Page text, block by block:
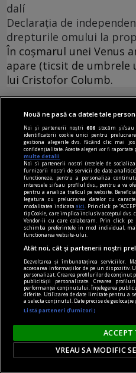
dalí
Declarația de
drepturile omului la
În coșmarul unei Venus
apare (ticsit de umbrele
lui Cristofor Columb.
dalí
Gala
Numai Gala și Dalí sînt
deja indestructibilă.
Nouă ne pasă ca datele tale
Noi și partenerii noștri606 stocăm și/
identificatorii cookie unici pentru
gestiona alegerile dvs. făcând clic mai
confidențialitate. Aceste alegeri vor fi
multe detalii
Noi si partenerii nostri (retelele de
furnizorii nostri de servicii de date
functioneze, pentru a personaliza
interesele si/sau profilul dvs., pentru a va
pentru a analiza traficul pe website.
legatura cu prelucrarea datelor cu
modalitatea indicataaici
. Prin click pe
tip Cookie, care implica inclusiv acceptul
Vendor-ii cu care colaboram. Prin click pe
schimba preferintele in mod individual,
functionarea website-ului.
Atât noi, cât și partenerii noștri
Dezvoltarea și îmbunătățirea serviciilor.
accesarea informațiilor de pe un
personalizat. Crearea profilurilor de
publicității personalizate. Crearea
performanței conținutului. Înțelegerea
diferite. Utilizarea de date limitate pentru a
a selecta conținutul. Date precise de
Listă parteneri (furnizori)
ACCEPT
VREAU SA MODIFIC